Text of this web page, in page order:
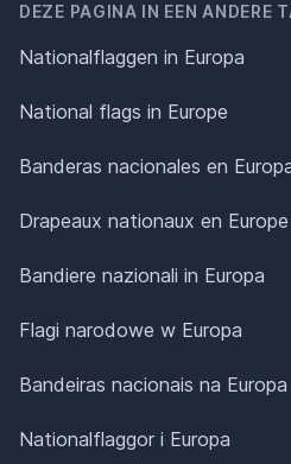
DEZE PAGINA IN EEN ANDERE
Nationalflaggen in Europa
National flags in Europe
Banderas nacionales en
Drapeaux nationaux en Europe
Bandiere nazionali in Europa
Flagi narodowe w Europa
Bandeiras nacionais na Europa
Nationalflaggor i Europa